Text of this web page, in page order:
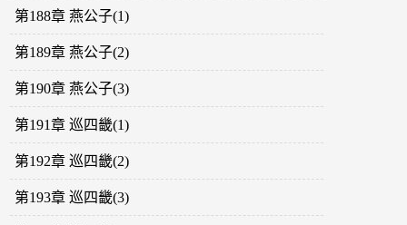
第188章 燕公子(1)
第189章 燕公子(2)
第190章 燕公子(3)
第191章 巡四畿(1)
第192章 巡四畿(2)
第193章 巡四畿(3)